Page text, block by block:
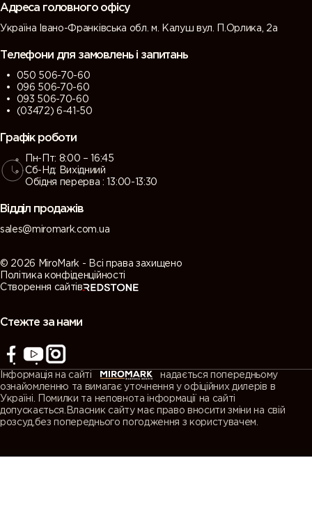
Адреса головного офісу
Україна Івано-Франківська обл. м. Калуш вул. П.Орлика, 2а
Телефони для замовлень і запитань
050 506-70-60
096 506-70-60
093 506-70-60
(03472) 6-41-50
Графік роботи
Пн-Пт: 8:00 – 16:45
Сб-Нд: Вихідниий
Обідня перерва : 13:00-13:30
Відділ продажів
sales@miromark.com.ua
© 2026 MiroMark - Всі права захищено
Політика конфіденційності
Створення сайтів
Стежте за нами
Інформація на сайті
надається попередньому
ознайомленню та вимагає уточнення у офіційних дилерів в
Україні. Помилки та неповнота інформації на сайті
допускається.Власник сайту має право вносити зміни на свій
розсуд,без попереднього погодження з користувачем.